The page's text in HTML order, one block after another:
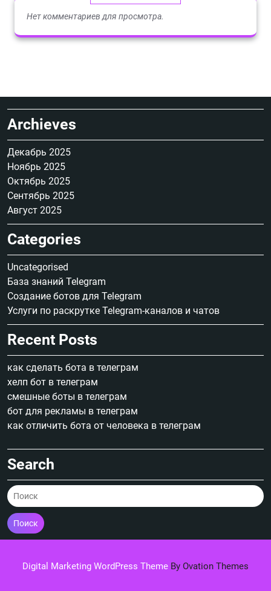
Нет комментариев для просмотра.
Archieves
Декабрь 2025
Ноябрь 2025
Октябрь 2025
Сентябрь 2025
Август 2025
Categories
Uncategorised
База знаний Telegram
Создание ботов для Telegram
Услуги по раскрутке Telegram-каналов и чатов
Recent Posts
как сделать бота в телеграм
хелп бот в телеграм
смешные боты в телеграм
бот для рекламы в телеграм
как отличить бота от человека в телеграм
Search
Поиск
Digital Marketing WordPress Theme By Ovation Themes